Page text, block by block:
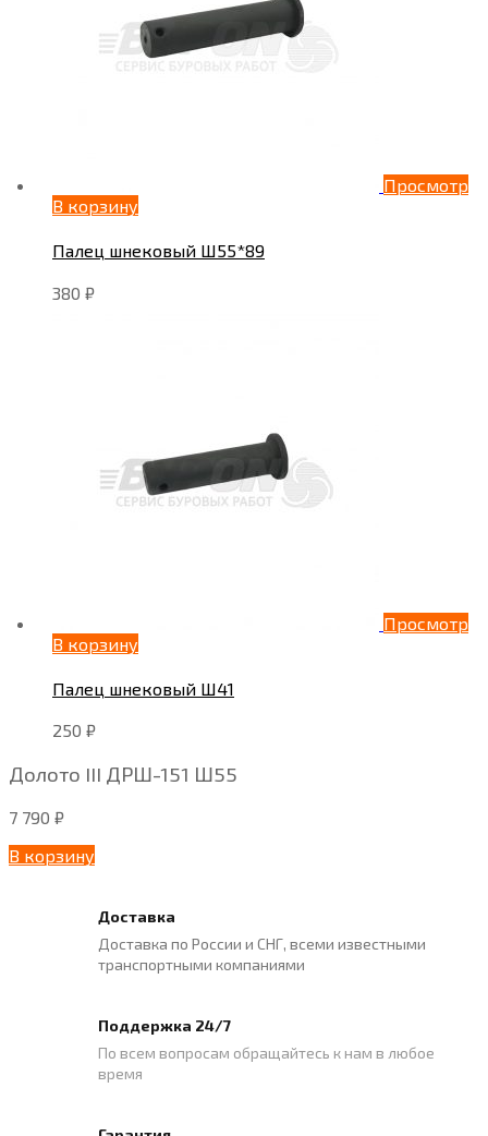
Просмотр
В корзину
Палец шнековый Ш55*89
380 ₽
Просмотр
В корзину
Палец шнековый Ш41
250 ₽
Долото III ДРШ-151 Ш55
7 790 ₽
В корзину
Доставка
Доставка по России и СНГ, всеми известными
транспортными компаниями
Поддержка 24/7
По всем вопросам обращайтесь к нам в любое
время